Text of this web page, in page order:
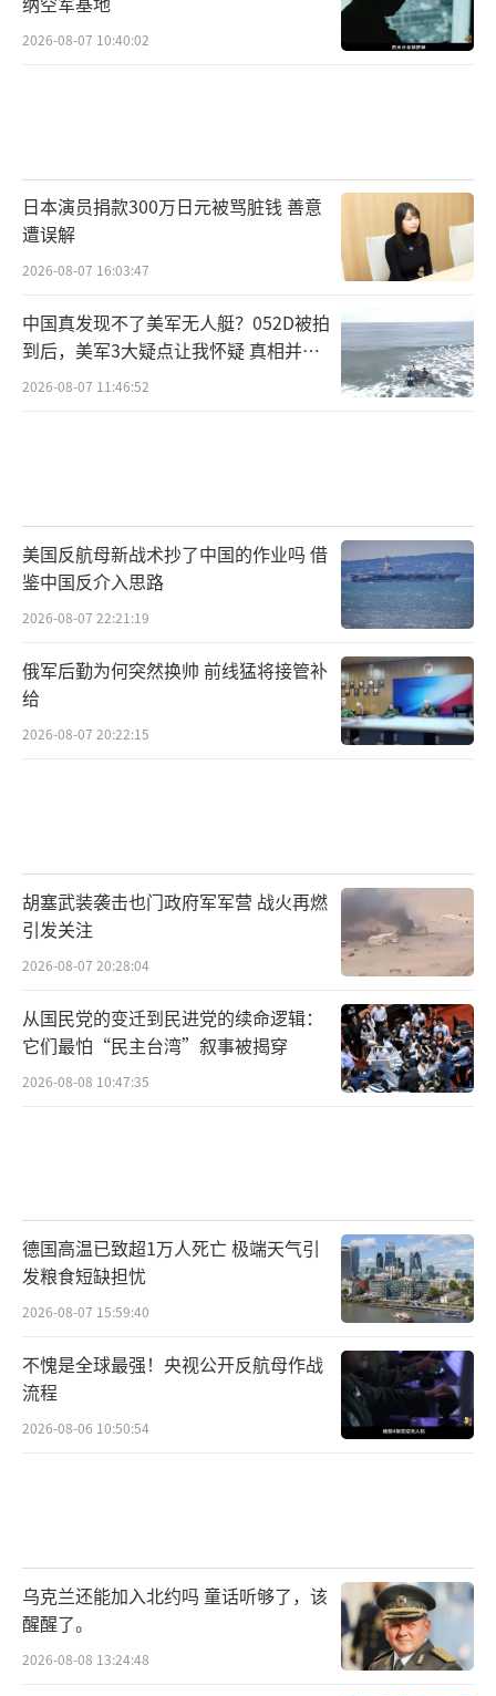
（责任编辑：张蕾 TT0001）
2026-08-07 10:40:02
日本演员捐款300万日元被骂脏钱 善意
遭误解
2026-08-07 16:03:47
中国真发现不了美军无人艇？052D被拍
到后，美军3大疑点让我怀疑 真相并非
如此
2026-08-07 11:46:52
美国反航母新战术抄了中国的作业吗 借
鉴中国反介入思路
2026-08-07 22:21:19
俄军后勤为何突然换帅 前线猛将接管补
给
2026-08-07 20:22:15
胡塞武装袭击也门政府军军营 战火再燃
引发关注
2026-08-07 20:28:04
从国民党的变迁到民进党的续命逻辑：
它们最怕“民主台湾”叙事被揭穿
2026-08-08 10:47:35
德国高温已致超1万人死亡 极端天气引
发粮食短缺担忧
2026-08-07 15:59:40
不愧是全球最强！央视公开反航母作战
流程
2026-08-06 10:50:54
乌克兰还能加入北约吗 童话听够了，该
醒醒了。
2026-08-08 13:24:48